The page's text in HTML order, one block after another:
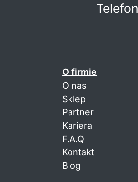
Telefon
O firmie
O nas
Sklep
Partner
Kariera
F.A.Q
Kontakt
Blog